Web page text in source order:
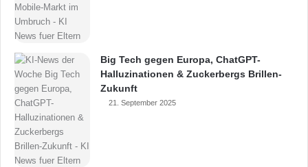
Big Tech gegen Europa, ChatGPT-
Halluzinationen & Zuckerbergs Brillen-
Zukunft
21. September 2025